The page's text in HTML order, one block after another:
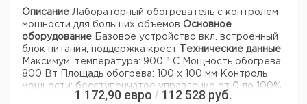
Наиболее настраиваемый
наклон:
9 °
Наименьший устанавливаемый
наклон:
0 °
Данные для перевозки (реальные данные могут
отличаться)
Страна происхождения:Германия
Описание Лабораторный обогреватель с контролем
мощности для больших объемов Основное
оборудование Базовое устройство вкл. встроенный
блок питания, поддержка крест
Технические данные
Максимум. температура: 900 ° С Мощность обогрева:
800 Вт
Площадь обогрева: 100 х 100 мм
Контроль
мощности: бесступенчатое управление от 0 до 100%
Максимум. температура окружающей среды: 30 ° C
1 172,90 евро / 112 528 руб.